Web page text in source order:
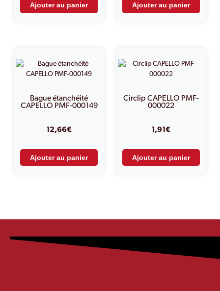
Ajouter au panier Ajouter au panier
Bague étanchéité
CAPELLO PMF-000149
12,66€
Ajouter au panier
Circlip CAPELLO PMF-
000022
1,91€
Ajouter au panier